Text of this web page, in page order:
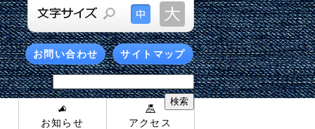
お問い合わせ サイトマップ
お知らせ アクセス